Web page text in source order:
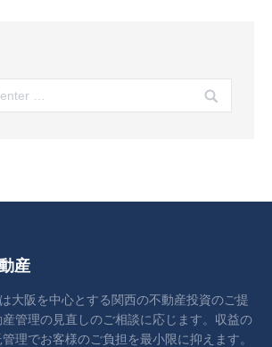
産
大阪を中心とする関西の不動産投資のご提
管理の見直しのご相談に応じます。収益の
理でお客様のご負担を最小限に抑えます。